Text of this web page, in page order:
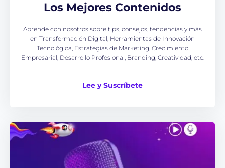
Los Mejores Contenidos
Aprende con nosotros sobre tips, consejos, tendencias y más
en Transformación Digital, Herramientas de Innovación
Tecnológica, Estrategias de Marketing, Crecimiento
Empresarial, Desarrollo Profesional, Branding, Creatividad, etc.
Lee y Suscríbete